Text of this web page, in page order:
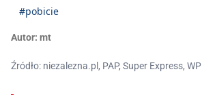
#pobicie
Autor: mt
Źródło: niezalezna.pl, PAP, Super Express, WP